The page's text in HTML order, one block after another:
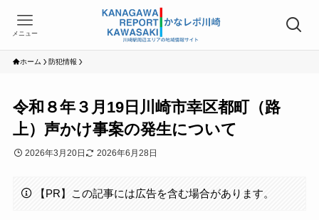
メニュー
ホーム 防犯情報
令和８年３月19日川崎市幸区都町（路
上）声かけ事案の発生について
2026年3月20日 2026年6月28日
【PR】この記事には広告を含む場合があります。